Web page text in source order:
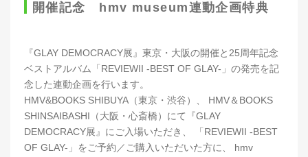
開催記念 hmv museum連動企画特典
『GLAY DEMOCRACY展』東京・大阪の開催と25周年記念
ベストアルバム「REVIEWII -BEST OF GLAY-」の発売を記
念した連動企画を行います。
HMV&BOOKS SHIBUYA（東京・渋谷）、 HMV＆BOOKS
SHINSAIBASHI（大阪・心斎橋）にて『GLAY
DEMOCRACY展』にご入場いただき、 「REVIEWII -BEST
OF GLAY-」をご予約／ご購入いただいた方に、 hmv